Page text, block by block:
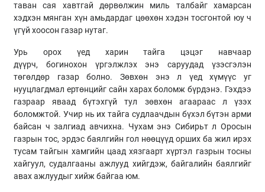
таван сая хавтгай дөрвөлжин миль талбайг хамарсан
хэдхэн мянган хүн амьдардаг цөөхөн хэдэн тосгонтой юу ч
үгүй хоосон газар нутаг.
Урь орох үед харин тайга цэцэг навчаар
дүүрч, богинохон үргэлжлэх энэ саруудад үзэсгэлэн
төгөлдөр газар болно. Зөвхөн энэ л үед хүмүүс уг
нууцлагдмал ертөнцийг сайн харах боломж бүрдэнэ. Гэхдээ
газраар яваад бүтэхгүй тул зөвхөн агаараас л үзэх
боломжтой. Учир нь их тайга судлаачдын бүхэл бүтэн арми
байсан ч залгиад авчихна. Чухам энэ Сибирьт л Оросын
газрын тос, эрдэс баялгийн гол нөөцүүд орших ба жил ирэх
тусам тайгын хамгийн цаад хязгаарт хүртэл газрын тосны
хайгуул, судалгааны ажлууд хийгдэж, байгалийн баялгийг
авах ажлуудыг хийж байгаа юм.